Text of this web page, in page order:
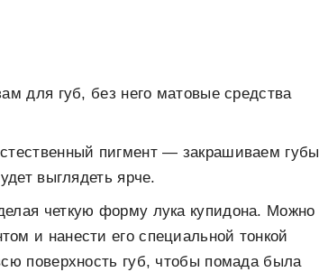
для губ, без него матовые средства
пигмент — закрашиваем губы
выглядеть ярче.
четкую форму лука купидона. Можно
и нанести его специальной тонкой
поверхность губ, чтобы помада была